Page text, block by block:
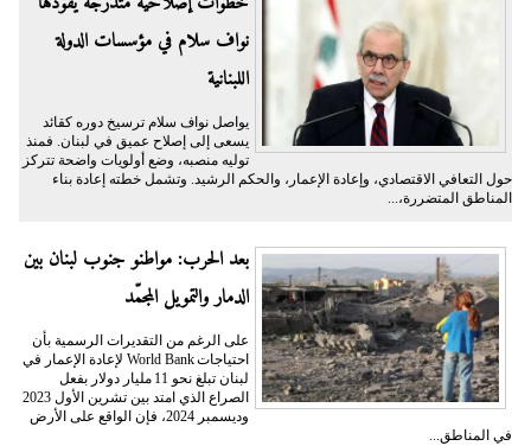
نواف سلام في مؤسسات الدولة
اللبنانية
يواصل نواف سلام ترسيخ دوره كقائد
يسعى إلى إصلاح عميق في لبنان. فمنذ
توليه منصبه، وضع أولويات واضحة تتركز
حول التعافي الاقتصادي، وإعادة الإعمار، والحكم الرشيد. وتشمل خطته إعادة بناء
المناطق المتضررة،...
بعد الحرب: مواطنو جنوب لبنان بين
الدمار والتمويل المجمّد
على الرغم من التقديرات الرسمية بأن
احتياجات World Bank لإعادة الإعمار في
لبنان تبلغ نحو 11 مليار دولار بفعل
الصراع الذي امتد بين تشرين الأول 2023
وديسمبر 2024، فإن الواقع على الأرض
في المناطق...